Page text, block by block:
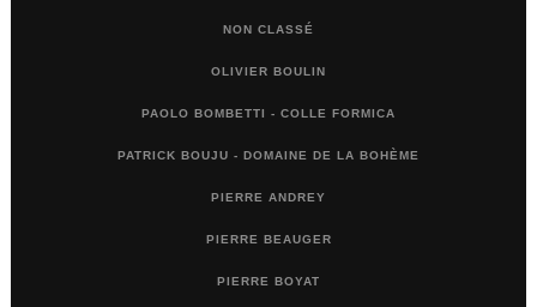
NON CLASSÉ
OLIVIER BOULIN
PAOLO BOMBETTI - COLLE FORMICA
PATRICK BOUJU - DOMAINE DE LA BOHÈME
PIERRE ANDREY
PIERRE BEAUGER
PIERRE BOYAT